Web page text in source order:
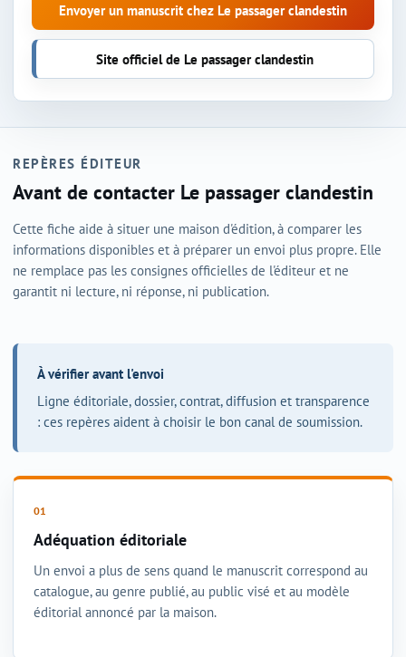
Envoyer un manuscrit chez Le passager clandestin
Site officiel de Le passager clandestin
REPÈRES ÉDITEUR
Avant de contacter Le passager clandestin
Cette fiche aide à situer une maison d'édition, à comparer les
informations disponibles et à préparer un envoi plus propre. Elle
ne remplace pas les consignes officielles de l'éditeur et ne
garantit ni lecture, ni réponse, ni publication.
À vérifier avant l'envoi
Ligne éditoriale, dossier, contrat, diffusion et transparence
: ces repères aident à choisir le bon canal de soumission.
Adéquation éditoriale
Un envoi a plus de sens quand le manuscrit correspond au
catalogue, au genre publié, au public visé et au modèle
éditorial annoncé par la maison.